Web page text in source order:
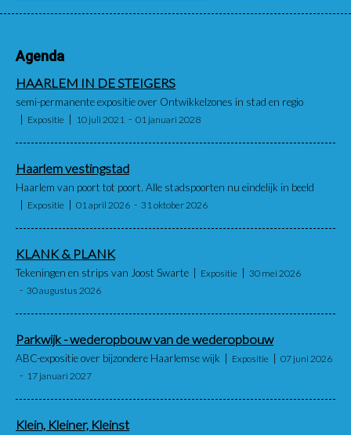
Agenda
HAARLEM IN DE STEIGERS
semi-permanente expositie over Ontwikkelzones in stad en regio
Expositie 10 juli 2021 01 januari 2028
Haarlem vestingstad
Haarlem van poort tot poort. Alle stadspoorten nu eindelijk in beeld
Expositie 01 april 2026 31 oktober 2026
KLANK & PLANK
Tekeningen en strips van Joost Swarte Expositie
30 mei 2026
30 augustus 2026
Parkwijk - wederopbouw van de wederopbouw
ABC-expositie over bijzondere Haarlemse wijk Expositie
07 juni 2026
17 januari 2027
Klein, Kleiner, Kleinst